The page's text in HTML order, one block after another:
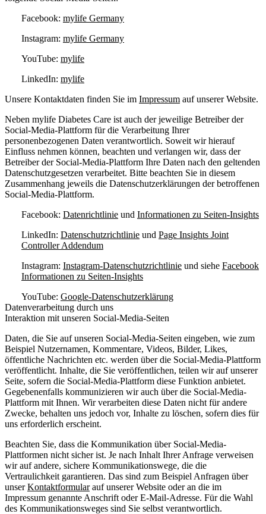
Facebook: mylife Germany
Instagram: mylife Germany
YouTube: mylife
LinkedIn: mylife
Unsere Kontaktdaten finden Sie im Impressum auf unserer Website.
Neben mylife Diabetes Care ist auch der jeweilige Betreiber der
Social-Media-Plattform für die Verarbeitung Ihrer
personenbezogenen Daten verantwortlich. Soweit wir hierauf
Einfluss nehmen können, beachten und verlangen wir, dass der
Betreiber der Social-Media-Plattform Ihre Daten nach den geltenden
Datenschutzgesetzen verarbeitet. Bitte beachten Sie in diesem
Zusammenhang jeweils die Datenschutzerklärungen der betroffenen
Social-Media-Plattform.
Facebook: Datenrichtlinie und Informationen zu Seiten-Insights
LinkedIn: Datenschutzrichtlinie und Page Insights Joint
Controller Addendum
Instagram: Instagram-Datenschutzrichtlinie und siehe Facebook
Informationen zu Seiten-Insights
YouTube: Google-Datenschutzerklärung
Datenverarbeitung durch uns
Interaktion mit unseren Social-Media-Seiten
Daten, die Sie auf unseren Social-Media-Seiten eingeben, wie zum
Beispiel Nutzernamen, Kommentare, Videos, Bilder, Likes,
öffentliche Nachrichten etc. werden über die Social-Media-Plattform
veröffentlicht. Inhalte, die Sie veröffentlichen, teilen wir auf unserer
Seite, sofern die Social-Media-Plattform diese Funktion anbietet.
Gegebenenfalls kommunizieren wir auch über die Social-Media-
Plattform mit Ihnen. Wir verarbeiten diese Daten nicht für andere
Zwecke, behalten uns jedoch vor, Inhalte zu löschen, sofern dies für
uns erforderlich erscheint.
Beachten Sie, dass die Kommunikation über Social-Media-
Plattformen nicht sicher ist. Je nach Inhalt Ihrer Anfrage verweisen
wir auf andere, sichere Kommunikationswege, die die
Vertraulichkeit garantieren. Das sind zum Beispiel Anfragen über
unserKontaktformularauf unserer Website oder an die im
Impressum genannte Anschrift oder E-Mail-Adresse. Für die Wahl
des Kommunikationsweges sind Sie selbst verantwortlich.